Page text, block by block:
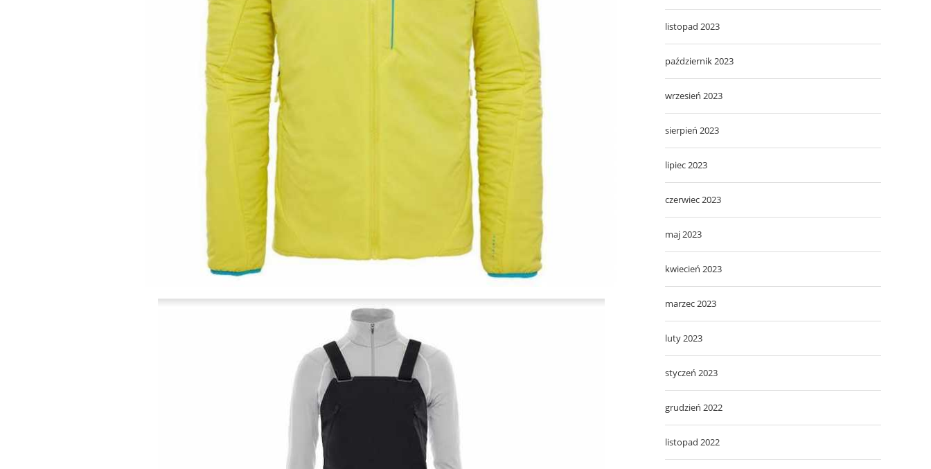
listopad 2023
październik 2023
wrzesień 2023
sierpień 2023
lipiec 2023
czerwiec 2023
maj 2023
kwiecień 2023
marzec 2023
luty 2023
styczeń 2023
grudzień 2022
listopad 2022